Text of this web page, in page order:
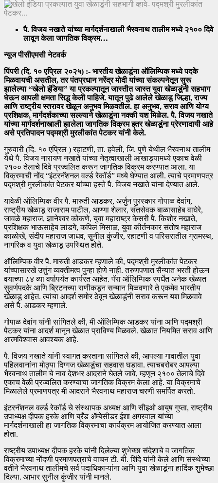
पै. विजय नखाते यांच्या मार्गदर्शनाखाली भैरवनाथ तालीम मध्ये २१०० दिवे
लावून केला जागतिक विक्रम…
न्यूज पीसीएमसी नेटवर्क
पिंपरी (दि. १० एप्रिल २०२५) :- भारतीय खेळाडूंना ऑलिम्पिक मध्ये पदके
मिळवायची असतील, तर पंतप्रधान नरेंद्र मोदी यांच्या संकल्पनेतून सुरू
झालेल्या “खेलो इंडिया” या प्रकल्पातून जास्तीत जास्त युवा खेळाडूंनी सहभाग
घेऊन आपली क्षमता सिद्ध केली पाहिजे. यातून पुढे आलेले खेळाडू जिल्हा, राज्य
आणि राष्ट्रीय स्तरावर खेळून अनुभव मिळवतील. हा अनुभव, सराव आणि योग्य
प्रशिक्षक, मार्गदर्शकाच्या सल्ल्याने खेळाडूंना नक्की यश मिळेल. पै. विजय नखाते
यांच्या मार्गदर्शनाखाली झालेला जागतिक विक्रम इतर खेळाडूंना प्रेरणादायी आहे
असे प्रतिपादन पद्मश्री मुरलीकांत पेटकर यांनी केले.
गुरुवारी (दि. १० एप्रिल ) रहाटणी, ता. हवेली, जि. पुणे येथील भैरवनाथ तालीम
येथे पै. विजय नारायण नखाते यांच्या नेतृत्वाखाली आखाड्यामध्ये एकाच वेळी
२१०० तेलाचे दिवे प्रज्वलित करून जागतिक विक्रम करण्यात आला. या
विक्रमाची नोंद “इंटरनॅशनल वर्ल्ड रेकॉर्ड” मध्ये घेण्यात आली. त्याचे प्रमाणपत्र
पद्मश्री मुरलीकांत पेटकर यांच्या हस्ते पै. विजय नखाते यांना देण्यात आले.
यावेळी ऑलिम्पिक वीर पै. मारुती आडकर, अर्जुन पुरस्कार गोपाळ देवांग,
राष्ट्रीय खेळाडू राजाराम पाटील, आण्णा शेलार, संतसेवक बाळासाहेब वाघेरे,
जावळे महाराज, ज्ञानेश्वर कोकणे, युवा महाराष्ट्र केसरी पै. किशोर नखाते,
प्रशिक्षक भाऊसाहेब लांडगे, कपिल मिसाळ, युवा कीर्तनकार संतोष महाराज
काळोखे, संदीप महाराज जाधव, सुनील कुंजीर, रहाटणी व परिसरातील ग्रामस्थ,
नागरिक व युवा खेळाडू उपस्थित होते.
ऑलिम्पिक वीर पै. मारुती आडकर म्हणाले की, पद्मश्री मुरलीकांत पेटकर
यांच्यासारखे उत्तुंग व्यक्तीमत्व पुन्हा होणे नाही. तरुणपणात सैन्यात भरती होऊन
वयाच्या ८४ व्या वर्षापर्यंत कार्यरत आहेत. पॅरा ऑलिम्पिक स्पर्धेत अनेक खेळात
सुवर्णपदके आणि ब्रिटनच्या राणीकडून सन्मान मिळवणारे ते एकमेव भारतीय
खेळाडू आहेत. त्यांचा आदर्श समोर ठेवून खेळाडूंनी सराव करून यश मिळवावे
असे पै. आडकर म्हणाले.
गोपाळ देवांग यांनी सांगितले की, मी ऑलिम्पिक आडकर यांना आणि पद्मश्री
पेटकर यांना आदर्श मानून खेळात प्राविण्य मिळवले. खेळात नियमित सराव आणि
आत्मविश्वास आवश्यक आहे.
पै. विजय नखाते यांनी स्वागत करताना सांगितले की, आपल्या गावातील युवा
पहिलवानांना मोठ्या दिग्गज खेळाडूंचा सहवास घडावा. त्याचबरोबर आपल्या
भैरवनाथ तालीम चे नाव देशभर आदराने घेतले जावे, म्हणून २१०० तेलाचे दिवे
एकाच वेळी प्रज्वलित करण्याचा जागतिक विक्रम केला आहे. या विक्रमाचे
मिळालेले प्रमाणपत्र मी आदराने भैरवनाथ महाराज चरणी समर्पित करतो.
इंटरनॅशनल वर्ल्ड रेकॉर्ड चे संस्थापक अध्यक्ष आणि सीइओ आयुष गुप्ता, राष्ट्रीय
उपाध्यक्ष दीपक हरके आणि ब्रँड ॲम्बेसीडर ईशा अगरवाल यांच्या
मार्गदर्शनाखाली हा जागतिक विक्रमाचा कार्यक्रम आयोजित करण्यात आला
होता.
राष्ट्रीय उपाध्यक्ष दीपक हरके यांनी दिलेल्या शुभेच्छा संदेशाचे व जागतिक
विक्रमाच्या नोंदणी प्रमाणपत्राचे वाचन टी. बी. शिंदे यांनी केले आणि संस्थेच्या
वतीने भैरवनाथ तालीमचे सर्व पदाधिकाऱ्यांना आणि युवा खेळाडूंना हार्दिक शुभेच्छा
दिल्या. आभार सुनील कुंजीर यांनी मानले.